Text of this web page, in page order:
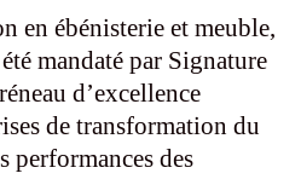
en ébénisterie et meuble,
mandaté par Signature
d’excellence
de transformation du
performances des